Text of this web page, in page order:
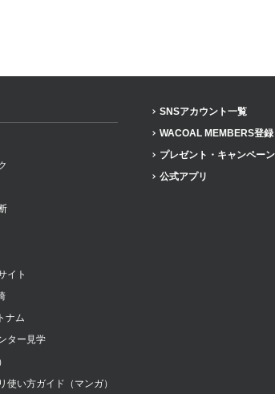
イト
ナム
ター見学
使い方ガイド（マンガ）
SNSアカウント一覧
WACOAL MEMBERS登
プレゼント・キャンペーン
公式アプリ